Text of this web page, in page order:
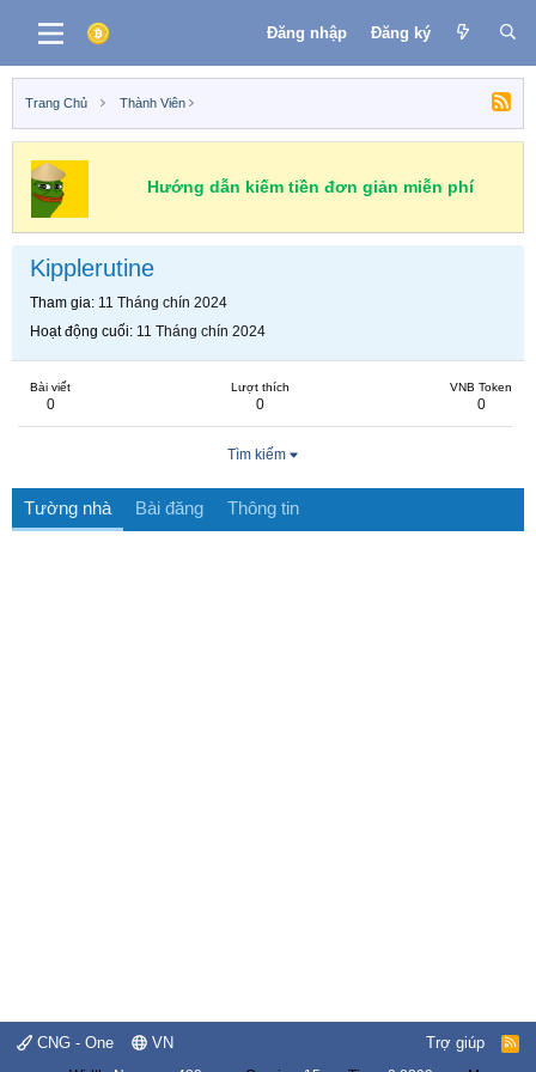
Đăng nhập Đăng ký
Trang Chủ Thành Viên
Hướng dẫn kiếm tiền đơn giản miễn phí
Kipplerutine
Tham gia 11 Tháng chín 2024
Hoạt động cuối 11 Tháng chín 2024
Bài viết
0
Lượt thích
0
VNB Token
0
Tìm kiếm
Tường nhà Bài đăng Thông tin
CNG - One VN Trợ giúp
R